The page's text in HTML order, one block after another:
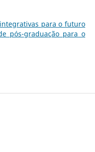
para o futuro
pós-graduação para o